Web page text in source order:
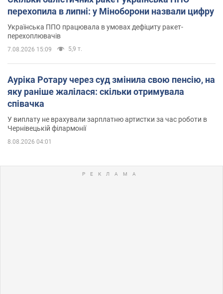
перехопила в липні: у Міноборони назвали цифру
Українська ППО працювала в умовах дефіциту ракет-
перехоплювачів
7.08.2026 15:09 5,9 т.
Ауріка Ротару через суд змінила свою пенсію, на
яку раніше жалілася: скільки отримувала
співачка
У виплату не врахували зарплатню артистки за час роботи в
Чернівецькій філармонії
8.08.2026 04:01